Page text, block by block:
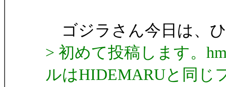
ゴジラさん今日は、
> 初めて投稿します。
ルはHIDEMARUと同じ